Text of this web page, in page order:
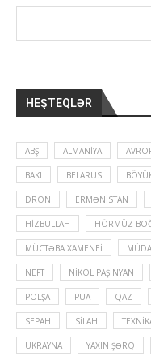
HEŞTEQLƏR
ABŞ ALMANIYA
BAKI BELARUS
DRON ERMƏNISTAN
HIZBULLAH HÖRMÜZ
MÜCTƏBA XAMENEI
NEFT NIKOL PAŞINYAN
POLŞA PUA QAZ
SEPAH SILAH
UKRAYNA YAXIN ŞƏRQ